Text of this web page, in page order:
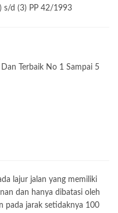
s/d (3) PP 42/1993
Terbaik No 1 Sampai 5
lajur jalan yang memiliki
dan hanya dibatasi oleh
pada jarak setidaknya 100